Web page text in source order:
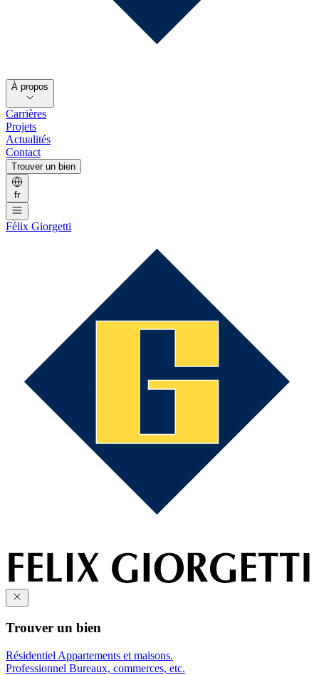
À propos
Carrières
Projets
Actualités
Contact
Trouver un bien
fr
Félix Giorgetti
Trouver un bien
Résidentiel Appartements et maisons.
Professionnel Bureaux, commerces, etc.